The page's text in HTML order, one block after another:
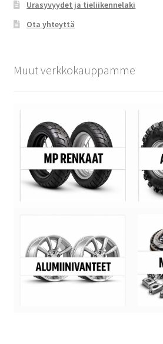
Urasyvyydet ja tieliikennelaki
Ota yhteyttä
Muut verkkokauppamme